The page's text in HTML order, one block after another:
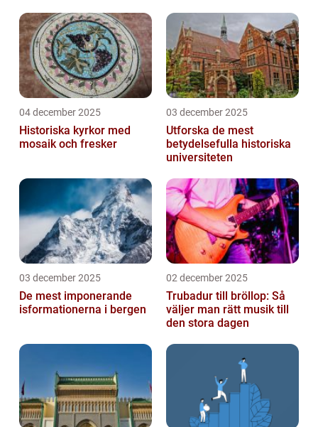
04 december 2025
Historiska kyrkor med
mosaik och fresker
03 december 2025
Utforska de mest
betydelsefulla historiska
universiteten
03 december 2025
De mest imponerande
isformationerna i bergen
02 december 2025
Trubadur till bröllop: Så
väljer man rätt musik till
den stora dagen